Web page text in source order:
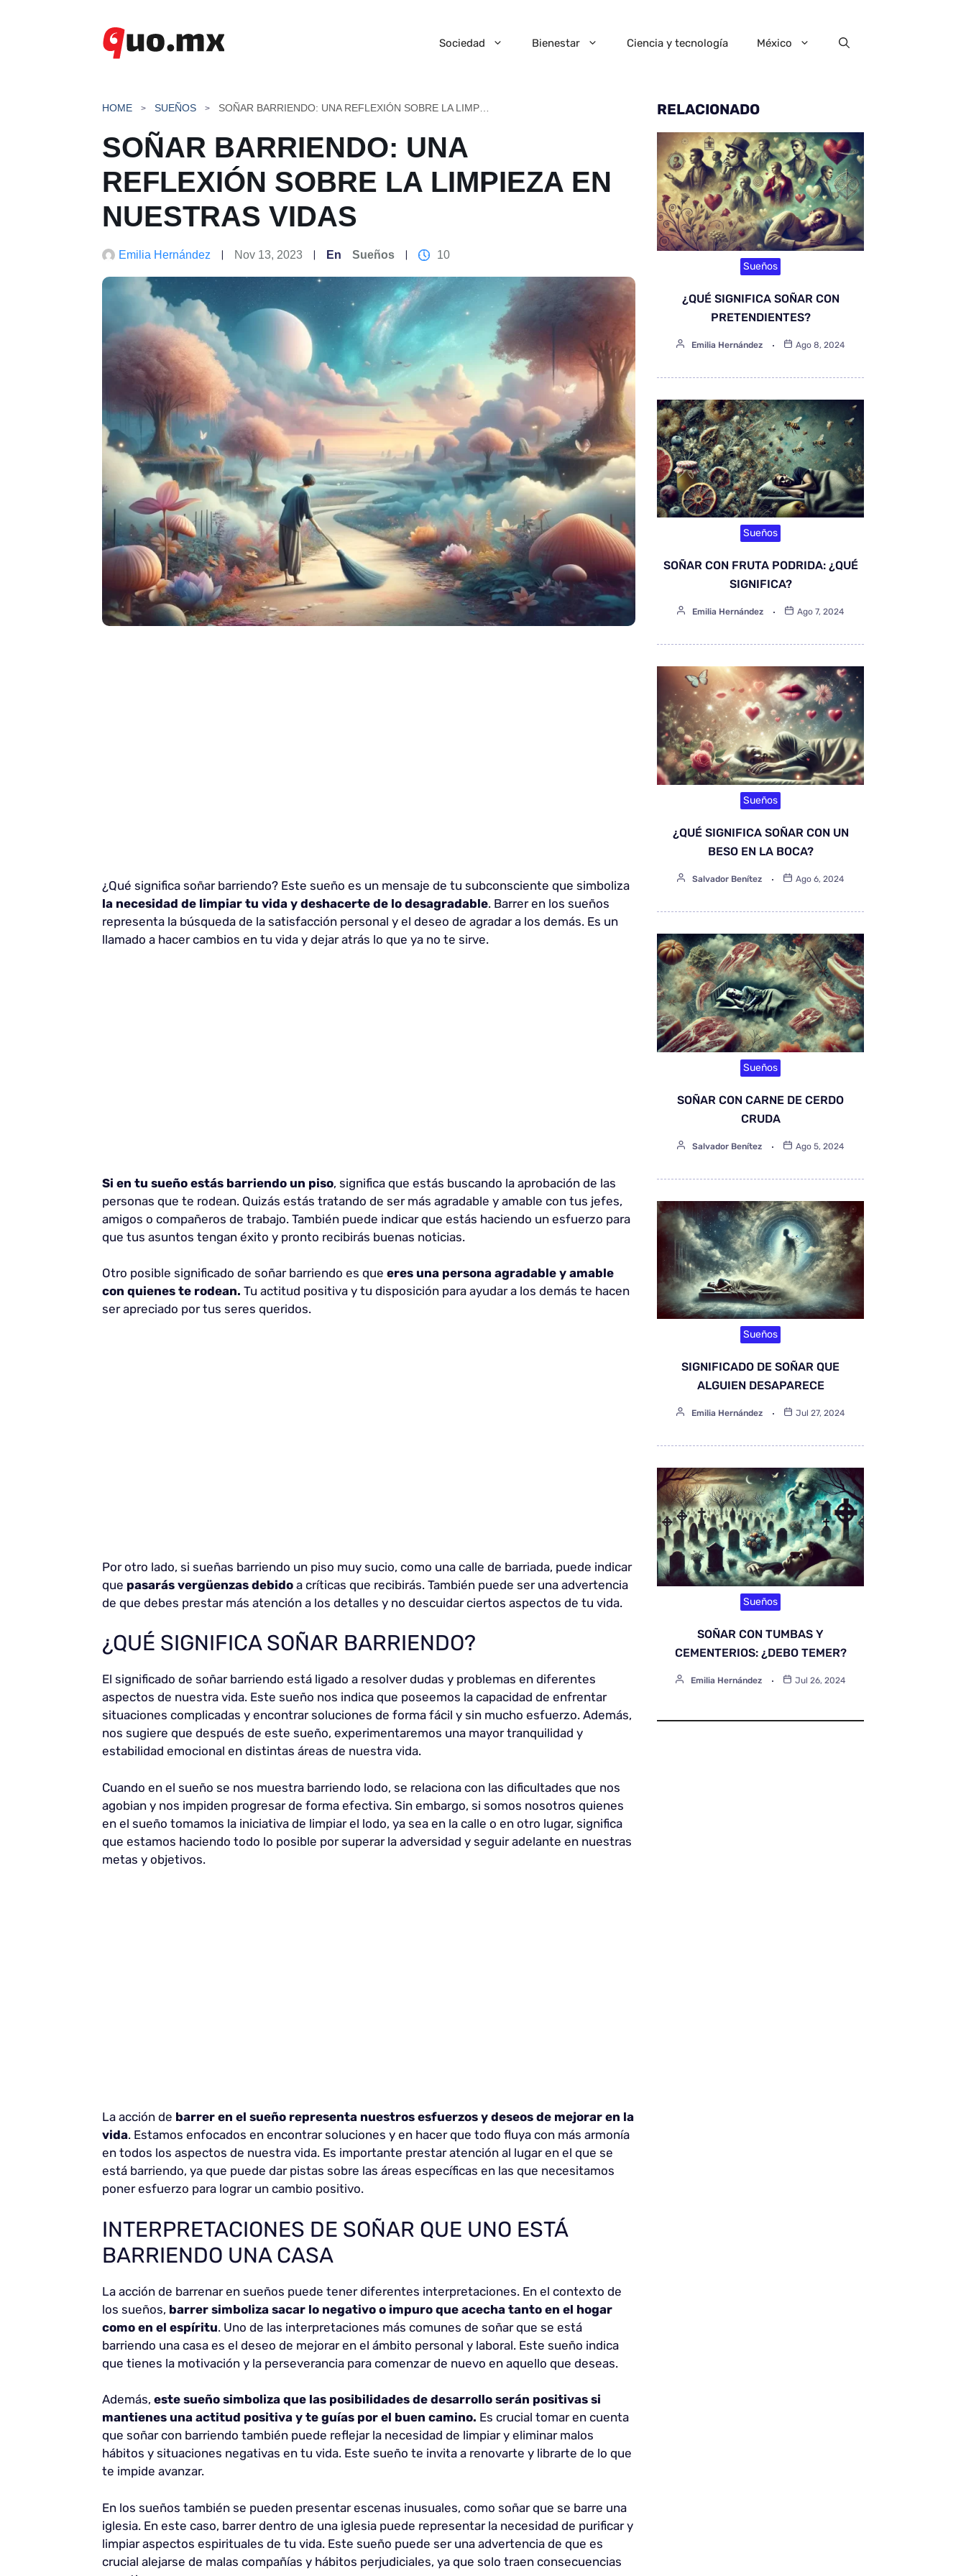
Sociedad Bienestar Ciencia y tecnología México
HOME SUEÑOS
SOÑAR BARRIENDO: UNA
REFLEXIÓN SOBRE LA LIMPIEZA EN
NUESTRAS VIDAS
Emilia Hernández Nov 13, 2023 En Sueños 10
¿Qué significa soñar barriendo? Este sueño es un mensaje de tu subconsciente que simboliza
la necesidad de limpiar tu vida y deshacerte de lo desagradable. Barrer en los sueños
representa la búsqueda de la satisfacción personal y el deseo de agradar a los demás. Es un
llamado a hacer cambios en tu vida y dejar atrás lo que ya no te sirve.
Si en tu sueño estás barriendo un piso, significa que estás buscando la aprobación de las
personas que te rodean. Quizás estás tratando de ser más agradable y amable con tus jefes,
amigos o compañeros de trabajo. También puede indicar que estás haciendo un esfuerzo para
que tus asuntos tengan éxito y pronto recibirás buenas noticias.
Otro posible significado de soñar barriendo es que eres una persona agradable y amable
con quienes te rodean. Tu actitud positiva y tu disposición para ayudar a los demás te hacen
ser apreciado por tus seres queridos.
Por otro lado, si sueñas barriendo un piso muy sucio, como una calle de barriada, puede indicar
que pasarás vergüenzas debido a críticas que recibirás. También puede ser una advertencia
de que debes prestar más atención a los detalles y no descuidar ciertos aspectos de tu vida.
¿QUÉ SIGNIFICA SOÑAR BARRIENDO?
El significado de soñar barriendo está ligado a resolver dudas y problemas en diferentes
aspectos de nuestra vida. Este sueño nos indica que poseemos la capacidad de enfrentar
situaciones complicadas y encontrar soluciones de forma fácil y sin mucho esfuerzo. Además,
nos sugiere que después de este sueño, experimentaremos una mayor tranquilidad y
estabilidad emocional en distintas áreas de nuestra vida.
Cuando en el sueño se nos muestra barriendo lodo, se relaciona con las dificultades que nos
agobian y nos impiden progresar de forma efectiva. Sin embargo, si somos nosotros quienes
en el sueño tomamos la iniciativa de limpiar el lodo, ya sea en la calle o en otro lugar, significa
que estamos haciendo todo lo posible por superar la adversidad y seguir adelante en nuestras
metas y objetivos.
La acción de barrer en el sueño representa nuestros esfuerzos y deseos de mejorar en la
vida. Estamos enfocados en encontrar soluciones y en hacer que todo fluya con más armonía
en todos los aspectos de nuestra vida. Es importante prestar atención al lugar en el que se
está barriendo, ya que puede dar pistas sobre las áreas específicas en las que necesitamos
poner esfuerzo para lograr un cambio positivo.
INTERPRETACIONES DE SOÑAR QUE UNO ESTÁ
BARRIENDO UNA CASA
La acción de barrenar en sueños puede tener diferentes interpretaciones. En el contexto de
los sueños, barrer simboliza sacar lo negativo o impuro que acecha tanto en el hogar
como en el espíritu. Uno de las interpretaciones más comunes de soñar que se está
barriendo una casa es el deseo de mejorar en el ámbito personal y laboral. Este sueño indica
que tienes la motivación y la perseverancia para comenzar de nuevo en aquello que deseas.
Además, este sueño simboliza que las posibilidades de desarrollo serán positivas si
mantienes una actitud positiva y te guías por el buen camino. Es crucial tomar en cuenta
que soñar con barriendo también puede reflejar la necesidad de limpiar y eliminar malos
hábitos y situaciones negativas en tu vida. Este sueño te invita a renovarte y librarte de lo que
te impide avanzar.
En los sueños también se pueden presentar escenas inusuales, como soñar que se barre una
iglesia. En este caso, barrer dentro de una iglesia puede representar la necesidad de purificar y
limpiar aspectos espirituales de tu vida. Este sueño puede ser una advertencia de que es
crucial alejarse de malas compañías y hábitos perjudiciales, ya que solo traen consecuencias
RELACIONADO
Sueños
¿QUÉ SIGNIFICA SOÑAR CON
PRETENDIENTES?
Emilia Hernández Ago 8, 2024
Sueños
SOÑAR CON FRUTA PODRIDA: ¿QUÉ
SIGNIFICA?
Emilia Hernández Ago 7, 2024
Sueños
¿QUÉ SIGNIFICA SOÑAR CON UN
BESO EN LA BOCA?
Salvador Benítez Ago 6, 2024
Sueños
SOÑAR CON CARNE DE CERDO
CRUDA
Salvador Benítez Ago 5, 2024
Sueños
SIGNIFICADO DE SOÑAR QUE
ALGUIEN DESAPARECE
Emilia Hernández Jul 27, 2024
Sueños
SOÑAR CON TUMBAS Y
CEMENTERIOS: ¿DEBO TEMER?
Emilia Hernández Jul 26, 2024